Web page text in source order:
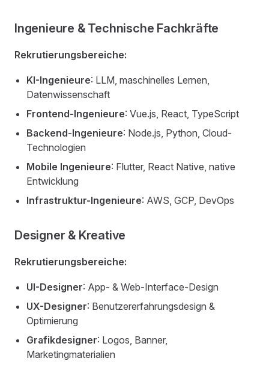
Ingenieure & Technische Fachkräfte
Rekrutierungsbereiche:
KI-Ingenieure: LLM, maschinelles Lernen,
Datenwissenschaft
Frontend-Ingenieure: Vue.js, React, TypeScript
Backend-Ingenieure: Node.js, Python, Cloud-
Technologien
Mobile Ingenieure: Flutter, React Native, native
Entwicklung
Infrastruktur-Ingenieure: AWS, GCP, DevOps
Designer & Kreative
Rekrutierungsbereiche:
UI-Designer: App- & Web-Interface-Design
UX-Designer: Benutzererfahrungsdesign &
Optimierung
Grafikdesigner: Logos, Banner,
Marketingmaterialien